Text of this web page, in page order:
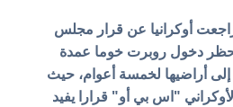
أوكرانيا عن قرار مجلس
بحظر دخول روبرت خوما عمدة
إلى أراضيها لخمسة أعوام، حيث
"اس بي أو" قرارا يفيد